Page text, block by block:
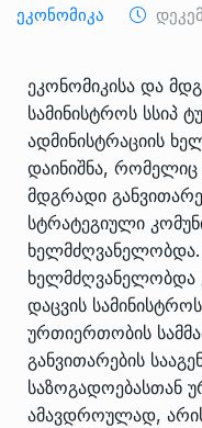
Ეკონომიკა
ეკონომიკისა და
სამინისტროს სსიპ
ადმინისტრაციის
დაინიშნა,
მდგრადი
სტრატეგიული
ხელმძღვანელობდა.
დაცვის
ურთიერთობის
განვითარების
საზოგადოებასთან
ამავდროულად, არის